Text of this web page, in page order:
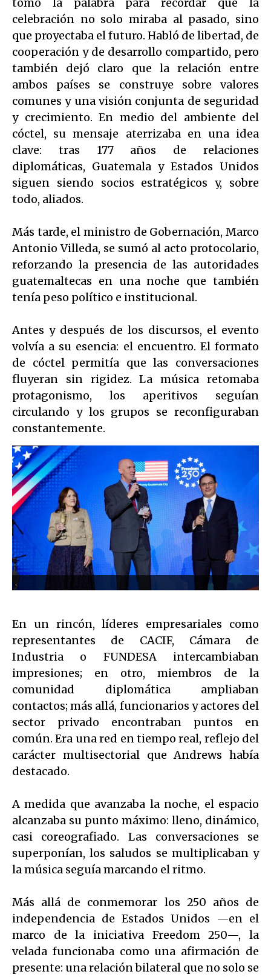
celebración no solo miraba al pasado, sino
que proyectaba el futuro. Habló de libertad, de
cooperación y de desarrollo compartido, pero
también dejó claro que la relación entre
ambos países se construye sobre valores
comunes y una visión conjunta de seguridad
y crecimiento. En medio del ambiente del
cóctel, su mensaje aterrizaba en una idea
clave: tras 177 años de relaciones
diplomáticas, Guatemala y Estados Unidos
siguen siendo socios estratégicos y, sobre
todo, aliados.
Más tarde, el ministro de Gobernación, Marco
Antonio Villeda, se sumó al acto protocolario,
reforzando la presencia de las autoridades
guatemaltecas en una noche que también
tenía peso político e institucional.
Antes y después de los discursos, el evento
volvía a su esencia: el encuentro. El formato
de cóctel permitía que las conversaciones
fluyeran sin rigidez. La música retomaba
protagonismo, los aperitivos seguían
circulando y los grupos se reconfiguraban
constantemente.
.
En un rincón, líderes empresariales como
representantes de CACIF, Cámara de
Industria o FUNDESA intercambiaban
impresiones; en otro, miembros de la
comunidad diplomática ampliaban
contactos; más allá, funcionarios y actores del
sector privado encontraban puntos en
común. Era una red en tiempo real, reflejo del
carácter multisectorial que Andrews había
destacado.
A medida que avanzaba la noche, el espacio
alcanzaba su punto máximo: lleno, dinámico,
casi coreografiado. Las conversaciones se
superponían, los saludos se multiplicaban y
la música seguía marcando el ritmo.
Más allá de conmemorar los 250 años de
independencia de Estados Unidos —en el
marco de la iniciativa Freedom 250—, la
velada funcionaba como una afirmación de
presente: una relación bilateral que no solo se